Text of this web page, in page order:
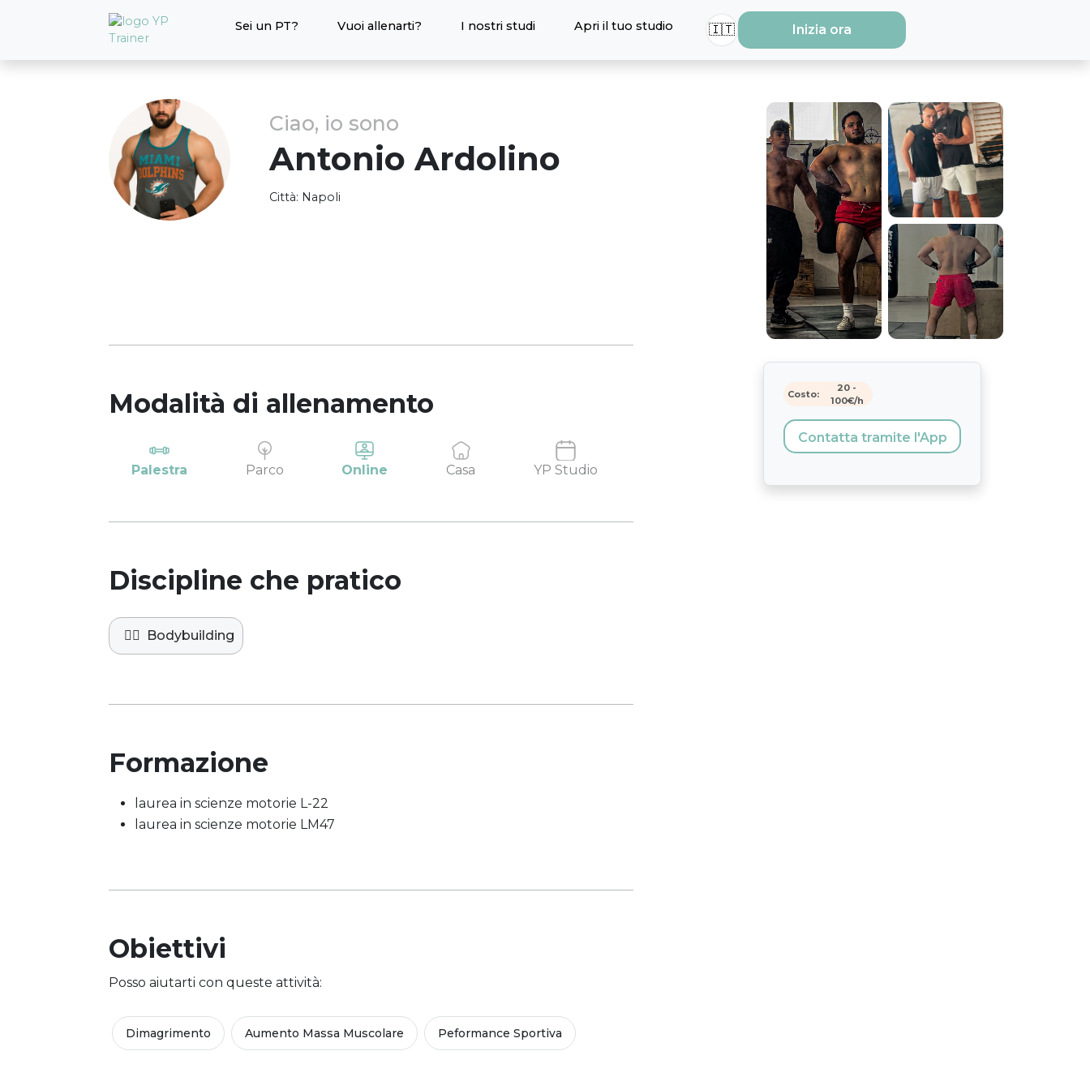
Sei un PT? Vuoi allenarti? I nostri studi Apri il tuo studio 🇮🇹 Inizia ora
Ciao, io sono
Antonio Ardolino
Città: Napoli
Modalità di allenamento
Palestra Parco Online Casa YP Studio
Discipline che pratico
🏋️‍♀️ Bodybuilding
Formazione
laurea in scienze motorie L-22
laurea in scienze motorie LM47
Obiettivi
Posso aiutarti con queste attività:
Dimagrimento Aumento Massa Muscolare Peformance Sportiva
Costo:
20 -
100€/h
Contatta tramite l'App